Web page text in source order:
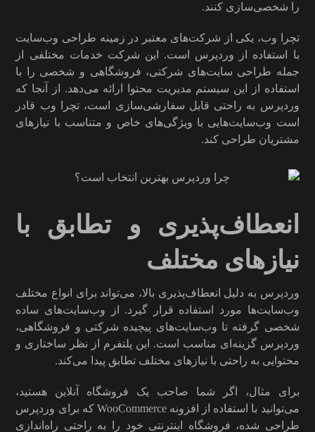
را شخصی‌سازی کنند.
تچرا وب، یکی از شرکت‌های معتبر در زمینه طراحی وب‌سایت
با استفاده از وردپرس است. این شرکت خدمات مختلفی از
جمله طراحی سایت‌های شرکتی، فروشگاهی و شخصی را با
استفاده از این سیستم مدیریت محتوا ارائه می‌دهد. از آنجا که
وردپرس به راحتی قابل سفارشی‌سازی است، تچرا وب قادر
است وب‌سایت‌هایی با ویژگی‌های خاص و متناسب با نیازهای
مشتریان طراحی کند.
انعطاف‌پذیری و تطابق با
نیازهای مختلف
وردپرس به دلیل انعطاف‌پذیری بالا، می‌تواند برای انواع مختلف
وب‌سایت‌ها مورد استفاده قرار گیرد. از وب‌سایت‌های ساده
شخصی گرفته تا وب‌سایت‌های پیچیده شرکتی و فروشگاهی،
وردپرس گزینه‌ای مناسب است. این پلتفرم از نظر ساختاری و
محتوایی به راحتی با نیازهای مختلف تطابق پیدا می‌کند.
برای مثال، اگر شما صاحب یک فروشگاه آنلاین هستید،
می‌توانید با استفاده از افزونه WooCommerce که برای وردپرس
طراحی شده، فروشگاه اینترنتی خود را به راحتی راه‌اندازی